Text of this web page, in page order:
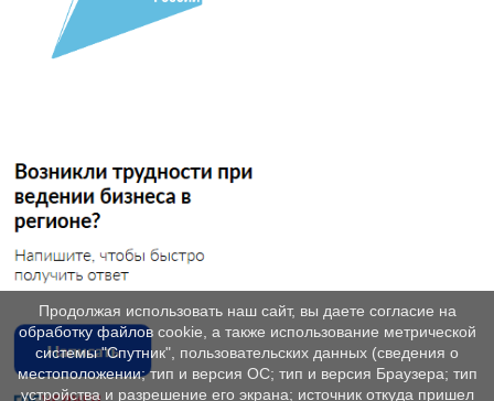
Продолжая использовать наш сайт, вы даете согласие на
обработку файлов cookie, а также использование метрической
системы "Спутник", пользовательских данных (сведения о
местоположении; тип и версия ОС; тип и версия Браузера; тип
устройства и разрешение его экрана; источник откуда пришел